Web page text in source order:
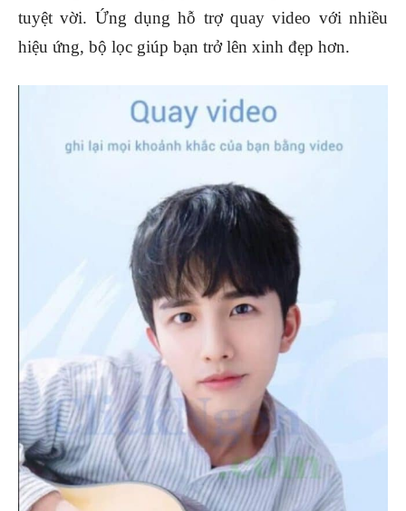
tuyệt vời. Ứng dụng hỗ trợ quay video với nhiều
hiệu ứng, bộ lọc giúp bạn trở lên xinh đẹp hơn.